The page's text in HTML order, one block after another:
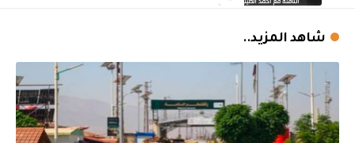
شاهد المزيد..